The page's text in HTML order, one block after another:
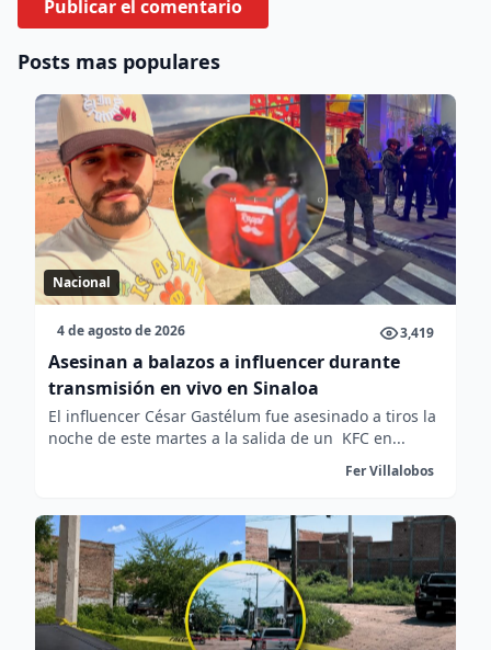
Posts mas populares
Nacional
4 de agosto de 2026 3,419
Asesinan a balazos a influencer durante
transmisión en vivo en Sinaloa
El influencer César Gastélum fue asesinado a tiros la
noche de este martes a la salida de un KFC en...
Fer Villalobos